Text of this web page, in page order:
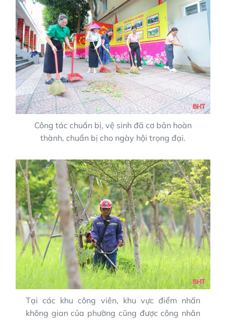
Công tác chuẩn bị, vệ sinh đã cơ bản hoàn
thành, chuẩn bị cho ngày hội trọng đại.
Tại các khu công viên, khu vực điểm nhấn
không gian của phường cũng được công nhân